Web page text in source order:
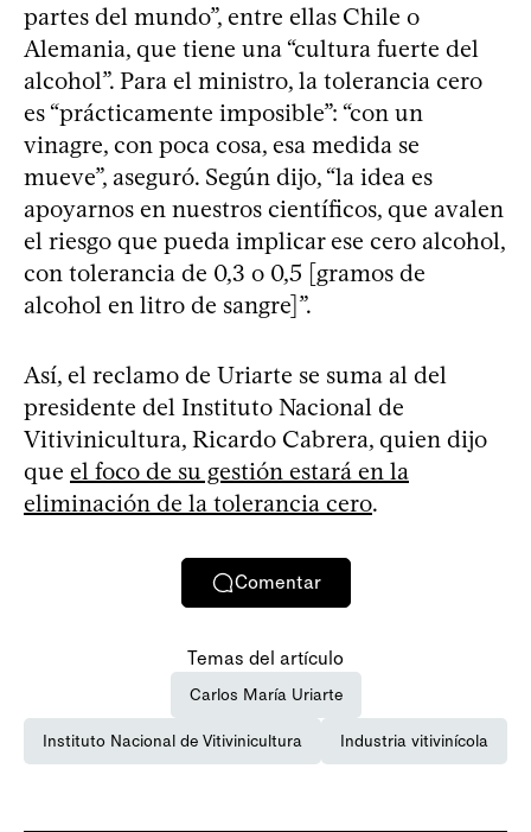
partes del mundo”, entre ellas Chile o
Alemania, que tiene una “cultura fuerte del
alcohol”. Para el ministro, la tolerancia cero
es “prácticamente imposible”: “con un
vinagre, con poca cosa, esa medida se
mueve”, aseguró. Según dijo, “la idea es
apoyarnos en nuestros científicos, que avalen
el riesgo que pueda implicar ese cero alcohol,
con tolerancia de 0,3 o 0,5 [gramos de
alcohol en litro de sangre]”.
Así, el reclamo de Uriarte se suma al del
presidente del Instituto Nacional de
Vitivinicultura, Ricardo Cabrera, quien dijo
que el foco de su gestión estará en la
eliminación de la tolerancia cero.
Comentar
Temas del artículo
Carlos María Uriarte
Instituto Nacional de Vitivinicultura Industria vitivinícola